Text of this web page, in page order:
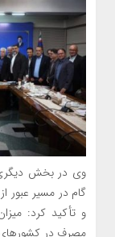
وی در بخش
گام در مسیر عبور
و تأکید کرد:
مصرف در کشورهای